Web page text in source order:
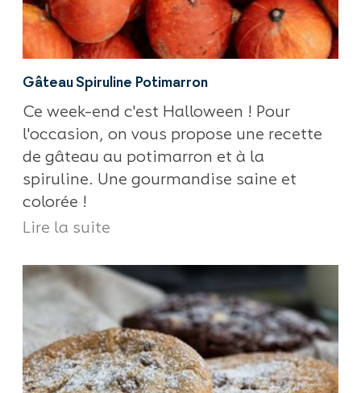
Gâteau Spiruline Potimarron
Ce week-end c'est Halloween ! Pour
l'occasion, on vous propose une recette
de gâteau au potimarron et à la
spiruline. Une gourmandise saine et
colorée !
Lire la suite